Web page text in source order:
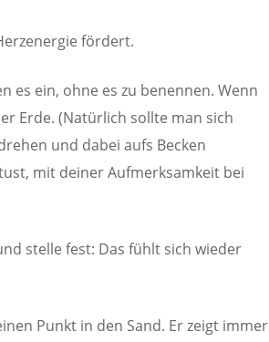
fördert.
es ein, ohne es zu benennen. Wenn
Erde. (Natürlich sollte man sich
und dabei aufs Becken
mit deiner Aufmerksamkeit bei
stelle fest: Das fühlt sich wieder
Punkt in den Sand. Er zeigt immer